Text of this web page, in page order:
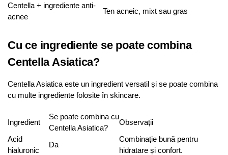
Centella + ingrediente anti-
acnee
Ten acneic, mixt sau gras
Cu ce ingrediente se poate combina
Centella Asiatica?
Centella Asiatica este un ingredient versatil și se poate combina
cu multe ingrediente folosite în skincare.
Ingredient
Se poate combina cu
Centella Asiatica?
Observații
Acid
hialuronic
Da
Combinație bună pentru
hidratare și confort.